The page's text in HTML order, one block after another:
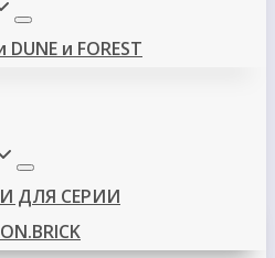
и FOREST
ДЛЯ СЕРИИ